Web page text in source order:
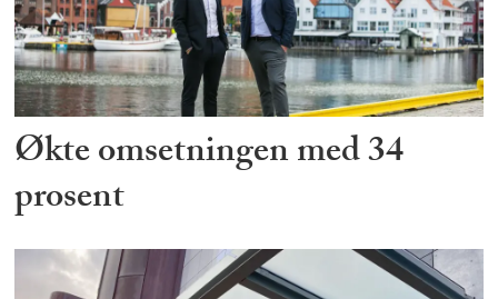
Økte omsetningen med 34
prosent